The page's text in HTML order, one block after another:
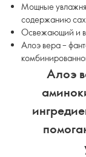
Мощные
содержанию
Освежающий и
Алоэ вера –
Алоэ